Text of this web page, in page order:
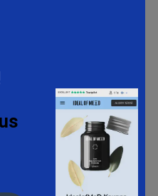
MASS 2.27 KG